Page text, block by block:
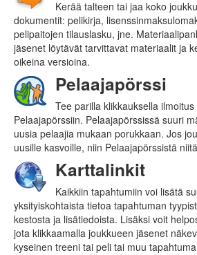
Kerää talteen tai jaa koko
dokumentit: pelikirja,
pelipaitojen tilauslasku, jne.
jäsenet löytävät tarvittavat materiaalit ja
oikeina versioina.
Pelaajapörssi
Tee parilla klikkauksella
Pelaajapörssiin. Pelaajapörssissä suuri
uusia pelaajia mukaan porukkaan. Jos
uusille kasvoille, niin Pelaajapörssistä
Karttalinkit
Kaikkiin tapahtumiin voi lisätä
yksityiskohtaista tietoa tapahtuman
kestosta ja lisätiedoista. Lisäksi voit
jota klikkaamalla joukkueen jäsenet
kyseinen treeni tai peli tai muu